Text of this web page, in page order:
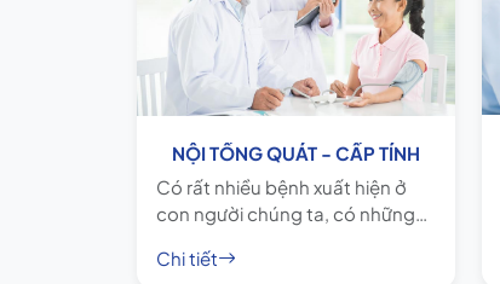
NỘI TỔNG QUÁT - CẤP TÍNH
Có rất nhiều bệnh xuất hiện ở
con người chúng ta, có những
chứng rõ ràng và xảy ra trong
Chi tiết